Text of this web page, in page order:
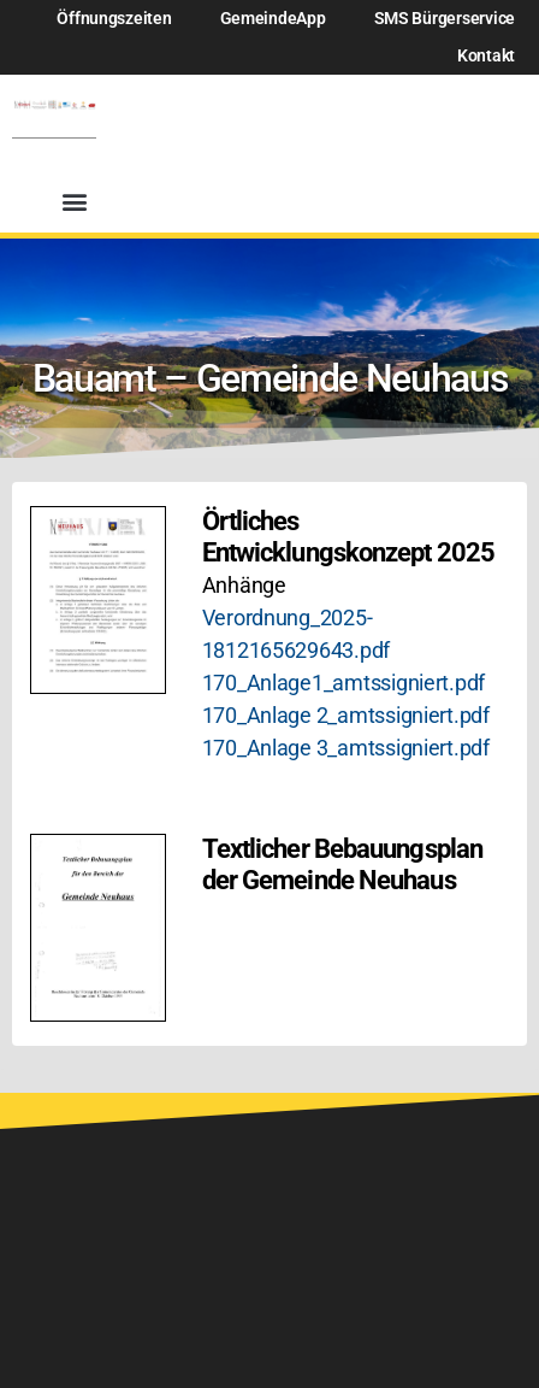
Öffnungszeiten GemeindeApp
SMS Bürgerservice
Kontakt
Bauamt – Gemeinde Neuhaus
Örtliches
Entwicklungskonzept 2025
Anhänge
Verordnung_2025-
1812165629643.pdf
170_Anlage1_amtssigniert.pdf
170_Anlage 2_amtssigniert.pdf
170_Anlage 3_amtssigniert.pdf
Textlicher Bebauungsplan
der Gemeinde Neuhaus